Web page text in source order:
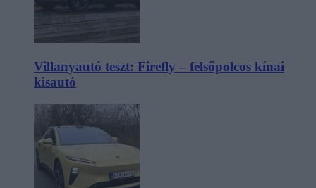
Villanyautó teszt: Firefly – felsőpolcos kínai
kisautó